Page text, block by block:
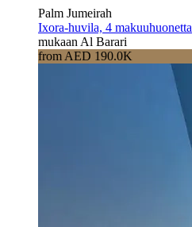
Palm Jumeirah
Ixora-huvila, 4 makuuhuonetta
mukaan Al Barari
from AED 190.0K